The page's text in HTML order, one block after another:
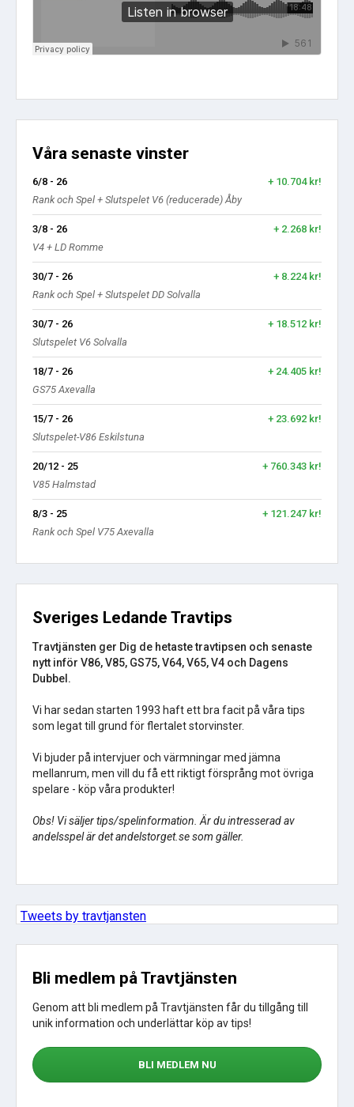
Våra senaste vinster
6/8 - 26
+ 10.704 kr!
Rank och Spel + Slutspelet V6 (reducerade) Åby
3/8 - 26
+ 2.268 kr!
V4 + LD Romme
30/7 - 26
+ 8.224 kr!
Rank och Spel + Slutspelet DD Solvalla
30/7 - 26
+ 18.512 kr!
Slutspelet V6 Solvalla
18/7 - 26
+ 24.405 kr!
GS75 Axevalla
15/7 - 26
+ 23.692 kr!
Slutspelet-V86 Eskilstuna
20/12 - 25
+ 760.343 kr!
V85 Halmstad
8/3 - 25
+ 121.247 kr!
Rank och Spel V75 Axevalla
Sveriges Ledande Travtips
Travtjänsten ger Dig de hetaste travtipsen och senaste
nytt inför V86, V85, GS75, V64, V65, V4 och Dagens
Dubbel.
Vi har sedan starten 1993 haft ett bra facit på våra tips
som legat till grund för flertalet storvinster.
Vi bjuder på intervjuer och värmningar med jämna
mellanrum, men vill du få ett riktigt försprång mot övriga
spelare - köp våra produkter!
Obs! Vi säljer tips/spelinformation. Är du intresserad av
andelsspel är det andelstorget.se som gäller.
Tweets by travtjansten
Bli medlem på Travtjänsten
Genom att bli medlem på Travtjänsten får du tillgång till
unik information och underlättar köp av tips!
BLI MEDLEM NU